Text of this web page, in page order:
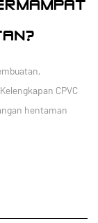
CPVC
hentaman